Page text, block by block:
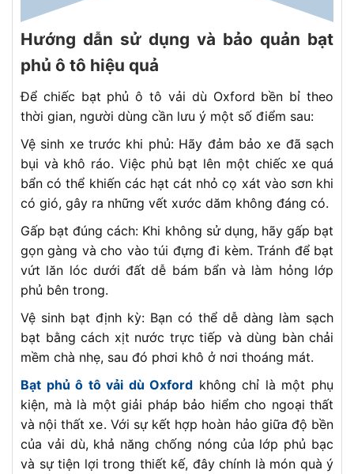
Hướng dẫn sử dụng và bảo quản bạt
phủ ô tô hiệu quả
Để chiếc bạt phủ ô tô vải dù Oxford bền bỉ theo
thời gian, người dùng cần lưu ý một số điểm sau:
Vệ sinh xe trước khi phủ: Hãy đảm bảo xe đã sạch
bụi và khô ráo. Việc phủ bạt lên một chiếc xe quá
bẩn có thể khiến các hạt cát nhỏ cọ xát vào sơn khi
có gió, gây ra những vết xước dăm không đáng có.
Gấp bạt đúng cách: Khi không sử dụng, hãy gấp bạt
gọn gàng và cho vào túi đựng đi kèm. Tránh để bạt
vứt lăn lóc dưới đất dễ bám bẩn và làm hỏng lớp
phủ bên trong.
Vệ sinh bạt định kỳ: Bạn có thể dễ dàng làm sạch
bạt bằng cách xịt nước trực tiếp và dùng bàn chải
mềm chà nhẹ, sau đó phơi khô ở nơi thoáng mát.
Bạt phủ ô tô vải dù Oxford không chỉ là một phụ
kiện, mà là một giải pháp bảo hiểm cho ngoại thất
và nội thất xe. Với sự kết hợp hoàn hảo giữa độ bền
của vải dù, khả năng chống nóng của lớp phủ bạc
và sự tiện lợi trong thiết kế, đây chính là món quà ý